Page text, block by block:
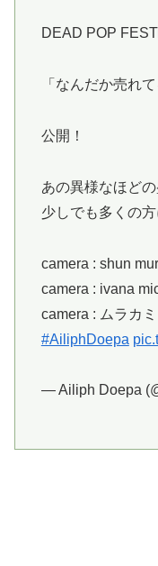
DEAD POP
「なんだか売れ
公開！
あの異様なほど
少しでも多くの方
camera : shun
camera : ivana
camera : ムラカ
#AiliphDoepa
— Ailiph Doepa